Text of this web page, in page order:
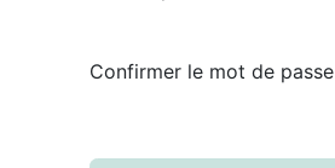
Confirmer le mot de passe